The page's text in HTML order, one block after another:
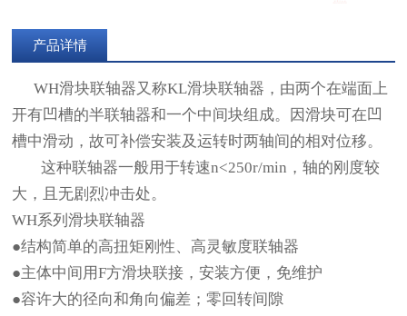
产品详情
WH滑块联轴器又称KL滑块联轴器，由两个在端面上
开有凹槽的半联轴器和一个中间块组成。因滑块可在凹
槽中滑动，故可补偿安装及运转时两轴间的相对位移。
这种联轴器一般用于转速n<250r/min，轴的刚度较
大，且无剧烈冲击处。
WH系列滑块联轴器
●结构简单的高扭矩刚性、高灵敏度联轴器
●主体中间用F方滑块联接，安装方便，免维护
●容许大的径向和角向偏差；零回转间隙